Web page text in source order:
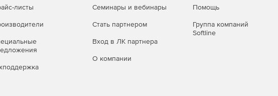
управлять временем жизни точек
пространства в архивных хранилищах.
листы Семинары и вебинары
Стать партнером
Вход в ЛК партнера
О компании
Помощь
Группа компаний
Softline